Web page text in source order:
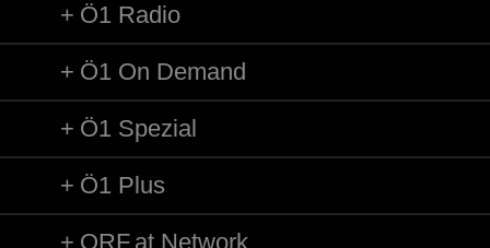
Ö1 Radio
Ö1 On Demand
Ö1 Spezial
Ö1 Plus
ORF.at Network